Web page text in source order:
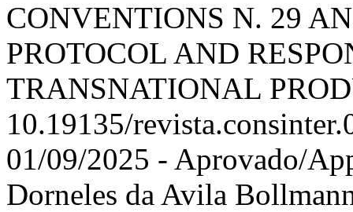
CONVENTIONS N. 29
PROTOCOL AND
TRANSNATIONAL
10.19135/
01/09/2025 - Aprovado/
Dorneles da Avila